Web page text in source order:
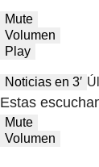
Mute
Volumen
Play
Noticias en 3′
Estas
Mute
Volumen